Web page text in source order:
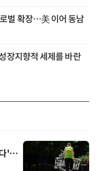
벌 확장…美 이어 동남
장지향적 세제를 바란
다'…